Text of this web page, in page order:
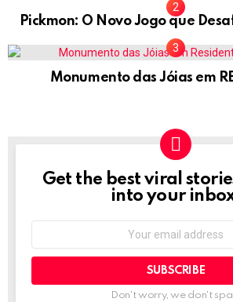
Pickmon: O Novo Jogo que
Monumento das Jóias em
NEWSLETTER
Get the best viral
into your
Don't worry, we don't